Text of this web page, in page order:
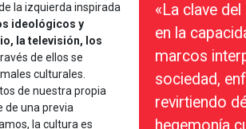
«La clave
en la
marcos
sociedad,
revirtiendo
la izquierda inspirada
ideológicos y
la televisión, los
de ellos se
culturales.
de nuestra propia
de una previa
la cultura es